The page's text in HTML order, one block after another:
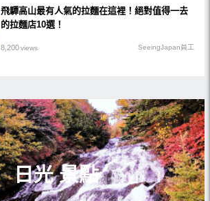
飛驒高山最有人氣的拉麵在這裡！絕對值得一去
的拉麵店10選！
8,200views SeeingJapan員工
日光 景點